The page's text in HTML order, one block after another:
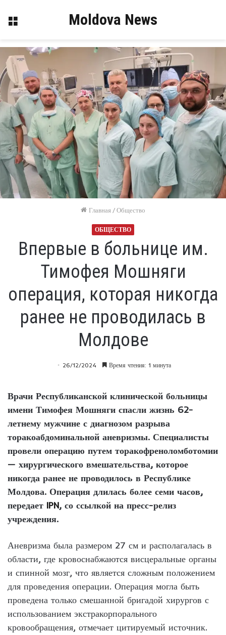
Меню Moldova News
Главная /Общество
ОБЩЕСТВО
Впервые в больнице им.
Тимофея Мошняги
операция, которая никогда
ранее не проводилась в
Молдове
26/12/2024 Время чтения: 1 минута
Врачи Республиканской клинической больницы
имени Тимофея Мошняги спасли жизнь 62-
летнему мужчине с диагнозом разрыва
торакоабдоминальной аневризмы. Специалисты
провели операцию путем торакофреноломботомии
— хирургического вмешательства, которое
никогда ранее не проводилось в Республике
Молдова. Операция длилась более семи часов,
передает IPN, со ссылкой на пресс-релиз
учреждения.
Аневризма была размером 27 см и располагалась в
области, где кровоснабжаются висцеральные органы
и спинной мозг, что является сложным положением
для проведения операции. Операция могла быть
проведена только смешанной бригадой хирургов с
использованием экстракорпорального
кровообращения, отмечает цитируемый источник.